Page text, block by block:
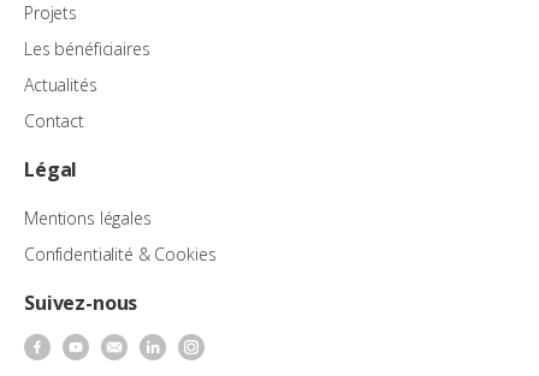
Projets
Les bénéficiaires
Actualités
Contact
Légal
Mentions légales
Confidentialité & Cookies
Suivez-nous